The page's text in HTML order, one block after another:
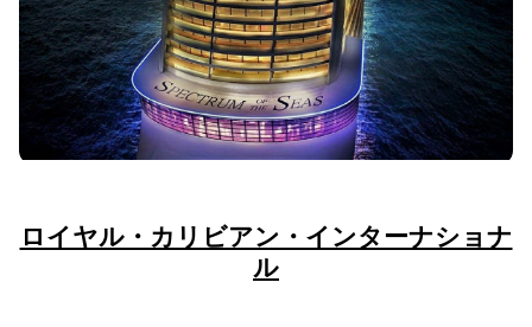
ロイヤル・カリビアン・インターナショナ
ル